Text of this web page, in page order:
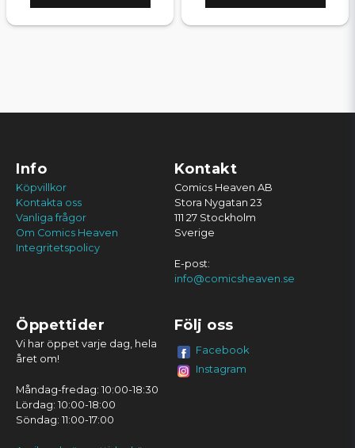
Info
Köpvillkor
Kontakta oss
Vanliga frågor
Om Comics Heaven
Integritetspolicy
Kontakt
Comics Heaven AB
Stora Nygatan 23
111 27 Stockholm
Sverige
E-post:
info@comicsheaven.se
Öppettider
Vi har öppet varje dag, hela
året om!
Måndag-fredag: 10:00-18:30
Lördag: 10:00-18:00
Söndag: 11:00-17:00
Följ oss
Facebook
Instagram